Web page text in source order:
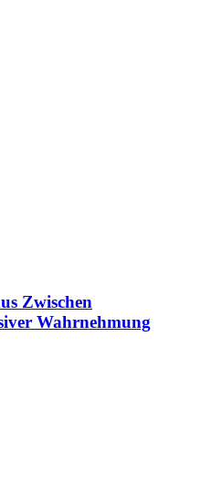
Zwischen
Wahrnehmung